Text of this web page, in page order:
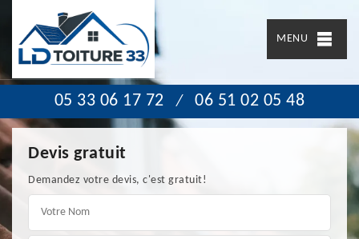
MENU
05 33 06 17 72 / 06 51 02 05 48
Devis gratuit
Demandez votre devis, c'est gratuit!